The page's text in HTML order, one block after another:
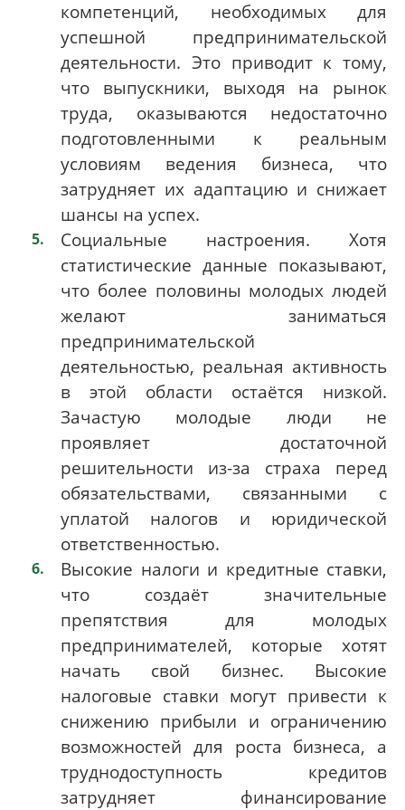
компетенций, необходимых для
успешной предпринимательской
деятельности. Это приводит к тому,
что выпускники, выходя на рынок
труда, оказываются недостаточно
подготовленными к реальным
условиям ведения бизнеса, что
затрудняет их адаптацию и снижает
шансы на успех.
Социальные настроения. Хотя
статистические данные показывают,
что более половины молодых людей
желают заниматься
предпринимательской
деятельностью, реальная активность
в этой области остаётся низкой.
Зачастую молодые люди не
проявляет достаточной
решительности из-за страха перед
обязательствами, связанными с
уплатой налогов и юридической
ответственностью.
Высокие налоги и кредитные ставки,
что создаёт значительные
препятствия для молодых
предпринимателей, которые хотят
начать свой бизнес. Высокие
налоговые ставки могут привести к
снижению прибыли и ограничению
возможностей для роста бизнеса, а
труднодоступность кредитов
затрудняет финансирование